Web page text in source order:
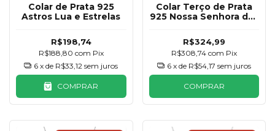
Colar de Prata 925
Astros Lua e Estrelas
R$198,74
R$188,80 com Pix
6 x de R$33,12 sem juros
COMPRAR
Colar Terço de Prata
925 Nossa Senhora das
R$324,99
R$308,74 com Pix
6 x de R$54,17 sem juros
COMPRAR